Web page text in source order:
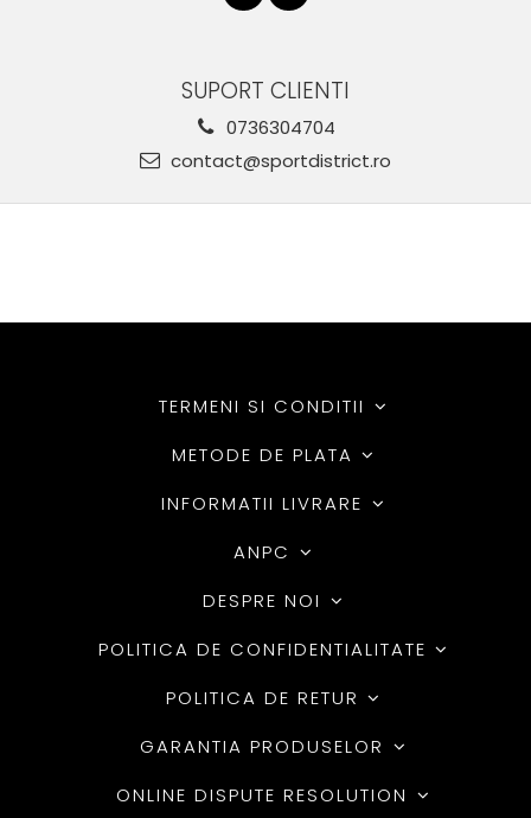
SUPORT CLIENTI
0736304704
contact@sportdistrict.ro
TERMENI SI CONDITII
METODE DE PLATA
INFORMATII LIVRARE
ANPC
DESPRE NOI
POLITICA DE CONFIDENTIALITATE
POLITICA DE RETUR
GARANTIA PRODUSELOR
ONLINE DISPUTE RESOLUTION